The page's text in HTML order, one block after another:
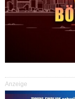
Anzeige